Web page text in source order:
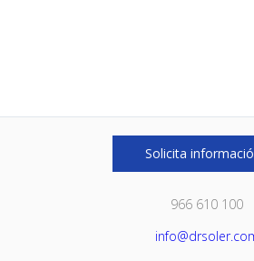
Solicita
966 610 100